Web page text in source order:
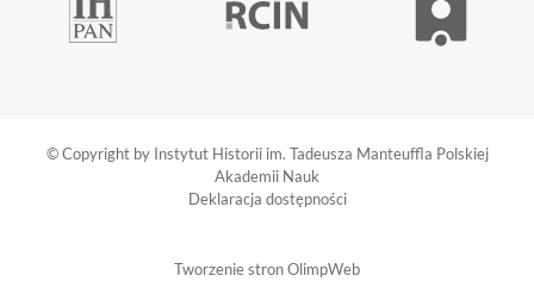
© Copyright by Instytut Historii im. Tadeusza Manteuffla Polskiej
Akademii Nauk
Deklaracja dostępności
Tworzenie stronOlimpWeb